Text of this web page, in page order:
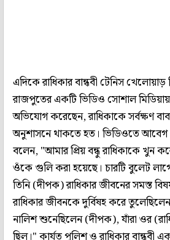
এদিকে রাধিকার বান্ধবী টেনিস খেলোয়াড়
রাজপুতের একটি ভিডিও সোশাল মিডিয়ায়
অভিযোগ করেছেন, রাধিকাকে সর্বক্ষণ
অনুশাসনে থাকতে হত। ভিডিওতে আবেগ
বলেন, "আমার প্রিয় বন্ধু রাধিকাকে খুন
ওঁকে গুলি করা হয়েছে। চারটি বুলেট
তিনি (দীপক) রাধিকার জীবনের সমস্ত
রাধিকার জীবনকে দুর্বিষহ করে
নালিশ শুনেছিলেন (দীপক), যাঁরা ওর